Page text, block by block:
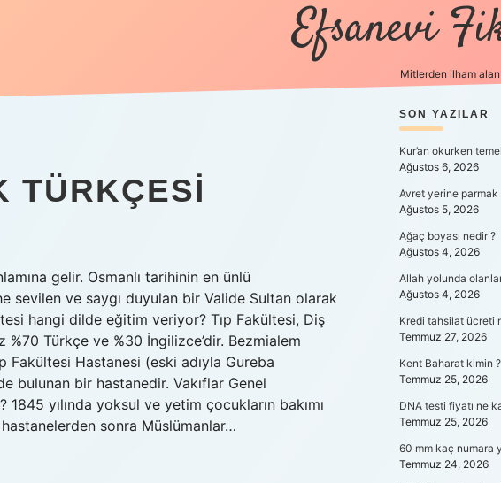
Efsanevi
Mitlerden ilham
TÜRKÇESI
gelir. Osmanlı tarihinin en ünlü
sevilen ve saygı duyulan bir Valide Sultan olarak
hangi dilde eğitim veriyor? Tıp Fakültesi, Diş
Türkçe ve %30 İngilizce’dir. Bezmialem
Fakültesi Hastanesi (eski adıyla Gureba
bulunan bir hastanedir. Vakıflar Genel
yılında yoksul ve yetim çocukların bakımı
sonra Müslümanlar…
SON YAZILAR
Kur’an okurken
Ağustos 6, 2026
Avret yerine
Ağustos 5, 2026
Ağaç boyası nedir ?
Ağustos 4, 2026
Allah yolunda
Ağustos 4, 2026
Kredi tahsilat ücreti
Temmuz 27, 2026
Kent Baharat kimin ?
Temmuz 25, 2026
DNA testi fiyatı ne
Temmuz 25, 2026
60 mm kaç numara
Temmuz 24, 2026